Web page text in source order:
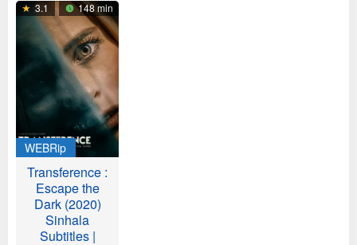
3.1 148 min
WEBRip
Transference :
Escape the
Dark (2020)
Sinhala
Subtitles |